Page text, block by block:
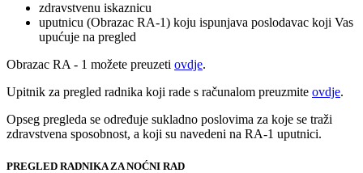
zdravstvenu iskaznicu
uputnicu (Obrazac RA-1) koju ispunjava poslodavac koji Vas
upućuje na pregled
Obrazac RA - 1 možete preuzeti ovdje.
Upitnik za pregled radnika koji rade s računalom preuzmite ovdje.
Opseg pregleda se određuje sukladno poslovima za koje se traži
zdravstvena sposobnost, a koji su navedeni na RA-1 uputnici.
PREGLED RADNIKA ZA NOĆNI RAD